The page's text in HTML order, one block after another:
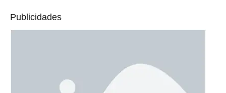
Publicidades